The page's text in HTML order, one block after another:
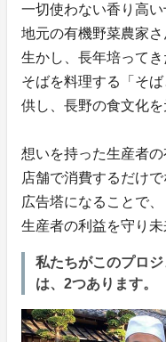
一切使わない香り高い
地元の有機野菜農家
生かし、長年培って
そばを料理する「そ
供し、長野の食文化を
想いを持った生産者
店舗で消費するだけ
広告塔になることで、
生産者の利益を守り未
私たちがこのプロ
は、2つあります。